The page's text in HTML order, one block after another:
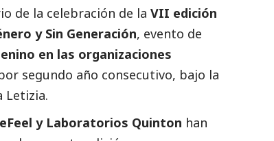
de la celebración de la VII edición
y Sin Generación, evento de
en las organizaciones
segundo año consecutivo, bajo la
Letizia.
y Laboratorios Quinton han